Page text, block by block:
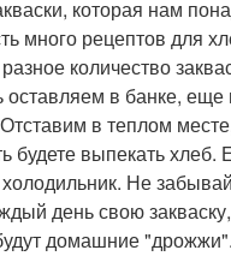
которая нам
много рецептов для
количество
оставляем в банке,
в теплом
будете выпекать хлеб.
Не
день свою
домашние "дрожжи".